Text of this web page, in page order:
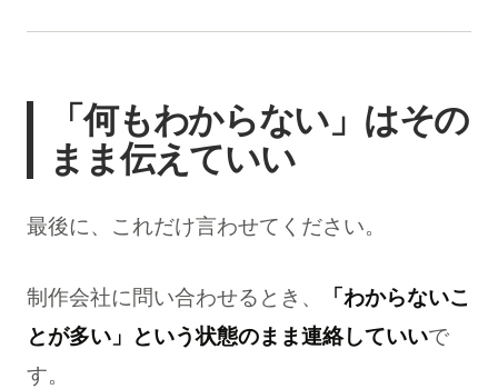
「何もわからない」はその
まま伝えていい
最後に、これだけ言わせてください。
制作会社に問い合わせるとき、
「わからないこ
とが多い」という状態のまま連絡していいで
す。